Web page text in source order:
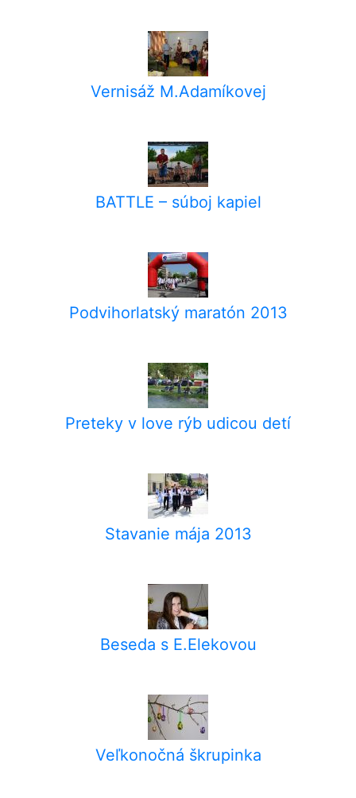
Vernisáž M.Adamíkovej
BATTLE – súboj kapiel
Podvihorlatský maratón 2013
Preteky v love rýb udicou detí
Stavanie mája 2013
Beseda s E.Elekovou
Veľkonočná škrupinka